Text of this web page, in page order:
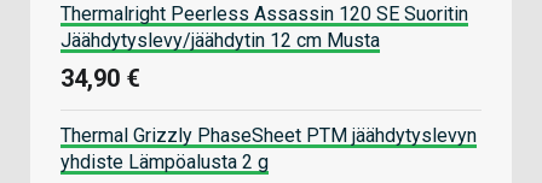
Thermalright Peerless Assassin 120 SE Suoritin
Jäähdytyslevy/jäähdytin 12 cm Musta
34,90 €
Thermal Grizzly PhaseSheet PTM jäähdytyslevyn
yhdiste Lämpöalusta 2 g